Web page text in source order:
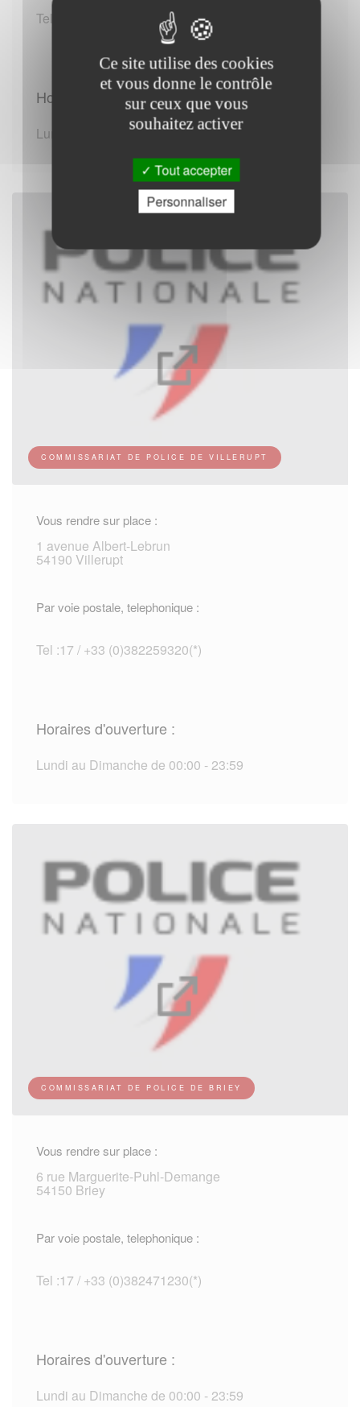
Tel :17 / +33 (0)382243001(*)
Horaires d'ouverture :
Lundi au Dimanche de 00:00 - 23:59
COMMISSARIAT DE POLICE DE VILLERUPT
Vous rendre sur place :
1 avenue Albert-Lebrun
54190 Villerupt
Par voie postale, telephonique :
Tel :17 / +33 (0)382259320(*)
Horaires d'ouverture :
Lundi au Dimanche de 00:00 - 23:59
COMMISSARIAT DE POLICE DE BRIEY
Vous rendre sur place :
6 rue Marguerite-Puhl-Demange
54150 Briey
Par voie postale, telephonique :
Tel :17 / +33 (0)382471230(*)
Horaires d'ouverture :
Lundi au Dimanche de 00:00 - 23:59
Ce site utilise des cookies
et vous donne le contrôle
sur ceux que vous
souhaitez activer
Tout accepter
Personnaliser